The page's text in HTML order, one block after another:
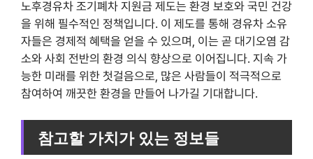
노후경유차 조기폐차 지원금 제도는 환경 보호와 국민 건강
을 위해 필수적인 정책입니다. 이 제도를 통해 경유차 소유
자들은 경제적 혜택을 얻을 수 있으며, 이는 곧 대기오염 감
소와 사회 전반의 환경 의식 향상으로 이어집니다. 지속 가
능한 미래를 위한 첫걸음으로, 많은 사람들이 적극적으로
참여하여 깨끗한 환경을 만들어 나가길 기대합니다.
참고할 가치가 있는 정보들